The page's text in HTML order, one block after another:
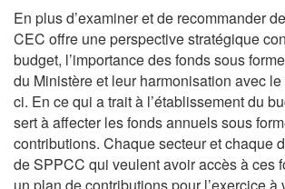
En plus d’examiner et de recommander
CEC offre une perspective stratégique
budget, l’importance des fonds sous
du Ministère et leur harmonisation avec
ci. En ce qui a trait à l’établissement du
sert à affecter les fonds annuels sous
contributions. Chaque secteur et chaque
de SPPCC qui veulent avoir accès à ces